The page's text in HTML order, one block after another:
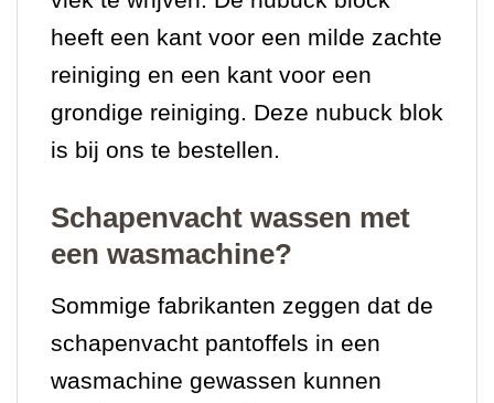
heeft een kant voor een milde zachte
reiniging en een kant voor een
grondige reiniging. Deze nubuck blok
is bij ons te bestellen.
Schapenvacht wassen met
een wasmachine?
Sommige fabrikanten zeggen dat de
schapenvacht pantoffels in een
wasmachine gewassen kunnen